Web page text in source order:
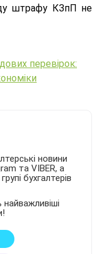
штрафу КЗпП не
перевірок:
новини
та VIBER, а
бухгалтерів
найважливіші